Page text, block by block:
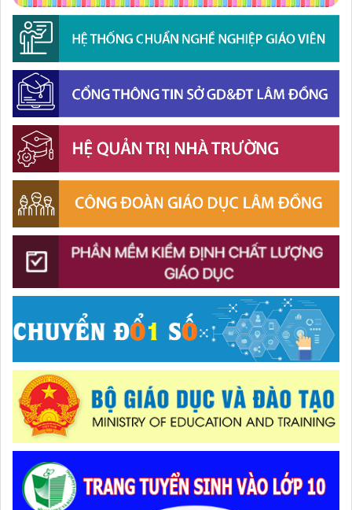
Đánh giá tình hình triển khai sắp xếp, tổ chức cơ sở giáo
dục công lập tại các địa phương
Lâm Đồng phấn đấu hoàn thành Trường THPT Chuyên Bảo
Lộc trước năm học mới
Khởi đầu định hướng nghề nghiệp
Sở Giáo dục và Đào tạo Lâm Đồng đẩy mạnh cải cách hành
chính gắn với áp dụng ISO 9001:2015
Ban Văn hóa - Xã hội HĐND tỉnh Lâm Đồng khảo sát thực
hiện chính sách giáo dục hòa nhập
Chuẩn bị hành trang cho trẻ vào lớp 1: Đồng hành đúng
Lâm Đồng chủ động ứng phó nguy cơ thiếu nước do El
Nino
Chính phủ ban hành Nghị quyết quy định cơ cấu, số lượng
và chính sách đối với đội ngũ quản lý, nhân sự hỗ trợ giáo
dục khi sắp xếp cơ sở giáo dục công lập
Gieo mầm hiếu học nơi vùng xa
Thắp sáng văn hóa đọc từ những “Thư viện thân thiện”
Khát khao thay đổi cuộc sống bằng con đường học tập
Từ khát vọng dân giàu, nước mạnh đến lý luận kinh tế thị
trường định hướng XHCN trong kỷ nguyên mới - Bài 2: Khơi
thông nguồn lực, vững bước tiến vào kỷ nguyên mới (tiếp
theo và hết)
Lâm Đồng tập huấn cán bộ quản lý ngành Giáo dục, sẵn
sàng cho năm học 2026 - 2027
Giữ vững nền tảng tư tưởng của Ðảng từ học đường